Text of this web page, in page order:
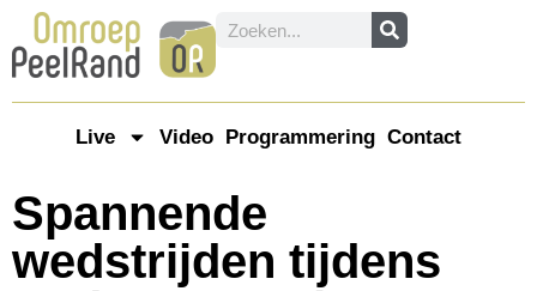
Live Video Programmering Contact
Spannende
wedstrijden tijdens